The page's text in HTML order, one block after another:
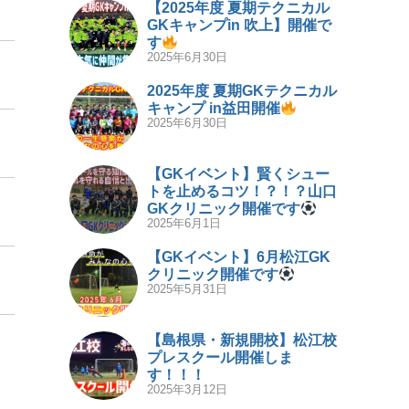
【2025年度 夏期テクニカル
GKキャンプin 吹上】開催で
す
2025年6月30日
2025年度 夏期GKテクニカル
キャンプ in益田開催
2025年6月30日
【GKイベント】賢くシュー
トを止めるコツ！？！？山口
GKクリニック開催です
2025年6月1日
【GKイベント】6月松江GK
クリニック開催です
2025年5月31日
【島根県・新規開校】松江校
プレスクール開催しま
す！！！
2025年3月12日